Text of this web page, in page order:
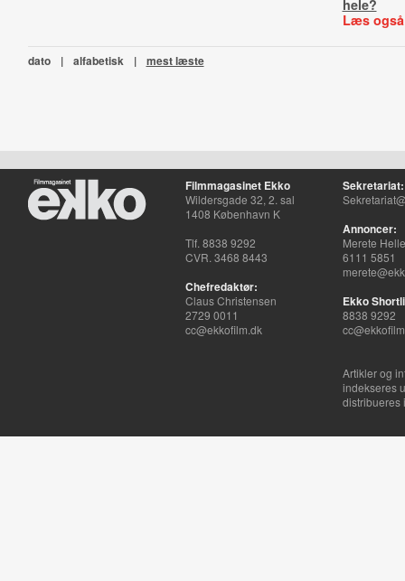
hele?
Læs
dato | alfabetisk | mest læste
Filmmagasinet Ekko
Wildersgade 32, 2. sal
1408 København K
Tlf. 8838 9292
CVR. 3468 8443
Chefredaktør:
Claus Christensen
2729 0011
cc@ekkofilm.dk
Sekretariat:
Annoncer:
Merete
6111 5851
Ekko
8838 9292
Artikler og
indekseres
distribueres